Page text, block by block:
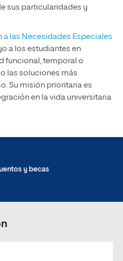
sus particularidades y
a las Necesidades Especiales
a los estudiantes en
funcional, temporal o
las soluciones más
Su misión prioritaria es
en la vida universitaria
y becas